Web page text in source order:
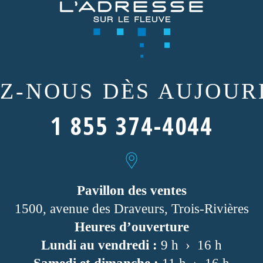
NOUS DÈS
1 855 374-4044
Pavillon des ventes
1500, avenue des Draveurs, Trois-Rivières
Heures d’ouverture
Lundi au vendredi : 9 h › 16 h